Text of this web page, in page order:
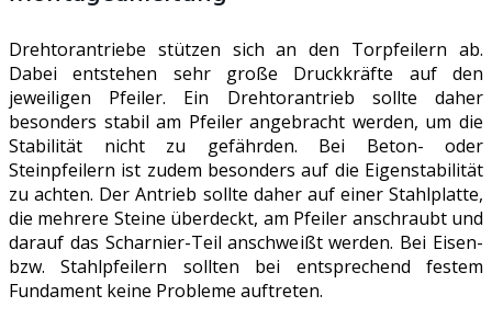
Drehtorantriebe stützen sich an den Torpfeilern ab.
Dabei entstehen sehr große Druckkräfte auf den
jeweiligen Pfeiler. Ein Drehtorantrieb sollte daher
besonders stabil am Pfeiler angebracht werden, um die
Stabilität nicht zu gefährden. Bei Beton- oder
Steinpfeilern ist zudem besonders auf die Eigenstabilität
zu achten. Der Antrieb sollte daher auf einer Stahlplatte,
die mehrere Steine überdeckt, am Pfeiler anschraubt und
darauf das Scharnier-Teil anschweißt werden. Bei Eisen-
bzw. Stahlpfeilern sollten bei entsprechend festem
Fundament keine Probleme auftreten.